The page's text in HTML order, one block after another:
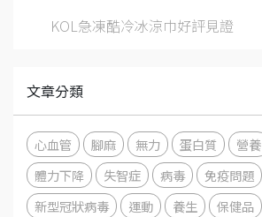
KOL急凍酷冷冰涼巾好評見證
文章分類
心血管 腳麻 無力 蛋白質 營養
體力下降
失智症 病毒 免疫問題
新型冠狀病毒
運動 養生 保健品